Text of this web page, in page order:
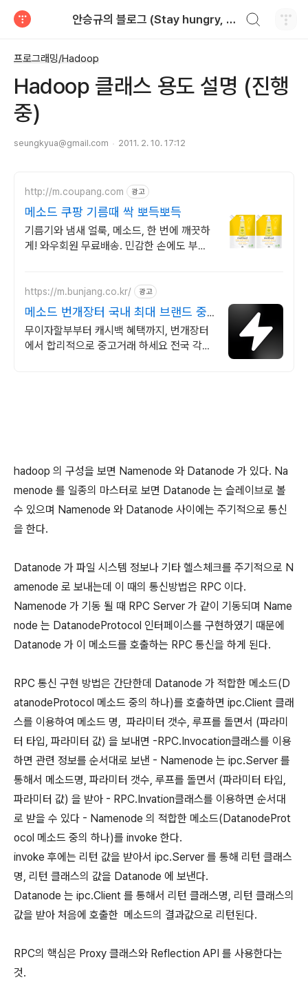
안승규의 블로그 (Stay hungry, stay foolish)
프로그래밍/Hadoop
Hadoop 클래스 용도 설명 (진행
중)
seungkyua@gmail.com 2011. 2. 10. 17:12
http://m.coupang.com 광고
메소드 쿠팡 기름때 싹 뽀득뽀득
기름기와 냄새 얼룩, 메소드, 한 번에 깨끗하
게! 와우회원 무료배송. 민감한 손에도 부드
https://m.bunjang.co.kr/ 광고
메소드 번개장터 국내 최대 브랜드 중
고거래
무이자할부부터 캐시백 혜택까지, 번개장터
에서 합리적으로 중고거래 하세요 전국 각지
hadoop 의 구성을 보면 Namenode 와 Datanode 가 있다. Na
menode 를 일종의 마스터로 보면 Datanode 는 슬레이브로 볼
수 있으며 Namenode 와 Datanode 사이에는 주기적으로 통신
을 한다.
Datanode 가 파일 시스템 정보나 기타 헬스체크를 주기적으로 N
amenode 로 보내는데 이 때의 통신방법은 RPC 이다.
Namenode 가 기동 될 때 RPC Server 가 같이 기동되며 Name
node 는 DatanodeProtocol 인터페이스를 구현하였기 때문에
Datanode 가 이 메소드를 호출하는 RPC 통신을 하게 된다.
RPC 통신 구현 방법은 간단한데 Datanode 가 적합한 메소드(D
atanodeProtocol 메소드 중의 하나)를 호출하면 ipc.Client 클래
스를 이용하여 메소드 명, 파라미터 갯수, 루프를 돌면서 (파라미
터 타입, 파라미터 값) 을 보내면 -RPC.Invocation클래스를 이용
하면 관련 정보를 순서대로 보낸 - Namenode 는 ipc.Server 를
통해서 메소드명, 파라미터 갯수, 루프를 돌면서 (파라미터 타입,
파라미터 값) 을 받아 - RPC.Invation클래스를 이용하면 순서대
로 받을 수 있다 - Namenode 의 적합한 메소드(DatanodeProt
ocol 메소드 중의 하나)를 invoke 한다.
invoke 후에는 리턴 값을 받아서 ipc.Server 를 통해 리턴 클래스
명, 리턴 클래스의 값을 Datanode 에 보낸다.
Datanode 는 ipc.Client 를 통해서 리턴 클래스명, 리턴 클래스의
값을 받아 처음에 호출한 메소드의 결과값으로 리턴된다.
RPC의 핵심은 Proxy 클래스와 Reflection API 를 사용한다는
것.